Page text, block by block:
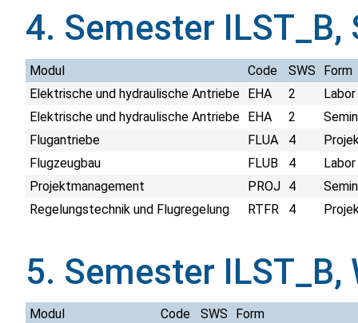
4. Semester ILST_B,
Modul Code SWS
Form
Elektrische und hydraulische Antriebe EHA 2
Labor
Elektrische und hydraulische Antriebe EHA 2
Flugantriebe
FLUA 4
Flugzeugbau
FLUB 4
Labor
Projektmanagement
PROJ 4
Regelungstechnik und Flugregelung
RTFR 4
5. Semester
Modul Code SWS
Form